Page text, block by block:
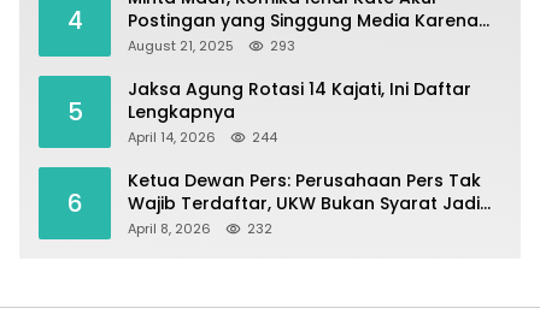
4
Postingan yang Singgung Media Karena
Emosi
August 21, 2025 293
5
Jaksa Agung Rotasi 14 Kajati, Ini Daftar
Lengkapnya
April 14, 2026 244
6
Ketua Dewan Pers: Perusahaan Pers Tak
Wajib Terdaftar, UKW Bukan Syarat Jadi
Wartawan
April 8, 2026 232